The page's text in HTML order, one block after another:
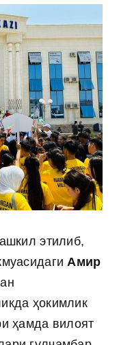
этилиб,
Амир
ҳокимлик
ҳамда вилоят